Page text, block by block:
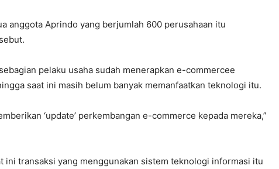
anggota Aprindo yang berjumlah 600 perusahaan itu
pelaku usaha sudah menerapkan e-commercee
saat ini masih belum banyak memanfaatkan teknologi itu.
‘update’ perkembangan e-commerce kepada mereka,”
ini transaksi yang menggunakan sistem teknologi informasi itu